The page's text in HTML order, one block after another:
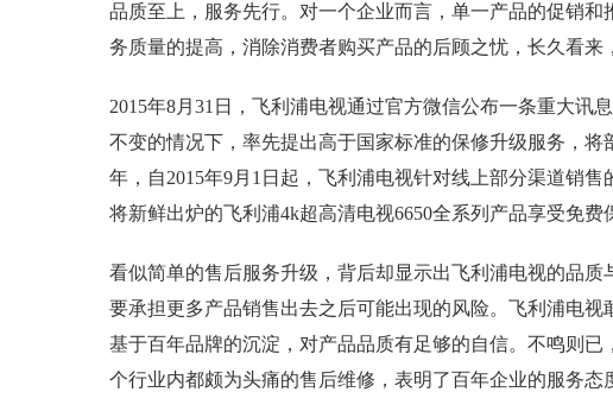
品质至上，服务先行。对一个企业而言，单一产品的促销
务质量的提高，消除消费者购买产品的后顾之忧，长久看来
2015年8月31日，飞利浦电视通过官方微信公布一条重大讯
不变的情况下，率先提出高于国家标准的保修升级服务，
年，自2015年9月1日起，飞利浦电视针对线上部分渠道销
将新鲜出炉的飞利浦4k超高清电视6650全系列产品享受免费
看似简单的售后服务升级，背后却显示出飞利浦电视的品
要承担更多产品销售出去之后可能出现的风险。飞利浦电
基于百年品牌的沉淀，对产品品质有足够的自信。不鸣则
个行业内都颇为头痛的售后维修，表明了百年企业的服务态